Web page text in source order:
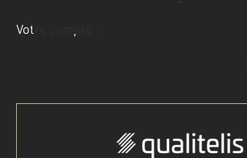
Votre compte :
Accéder à mon compte